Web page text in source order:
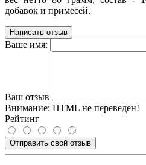
добавок и примесей.
Написать отзыв
Ваше имя:
Ваш отзыв
Внимание: HTML не переведен!
Рейтинг
Отправить свой отзыв